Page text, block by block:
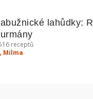
lahůdky:
receptů
Milma